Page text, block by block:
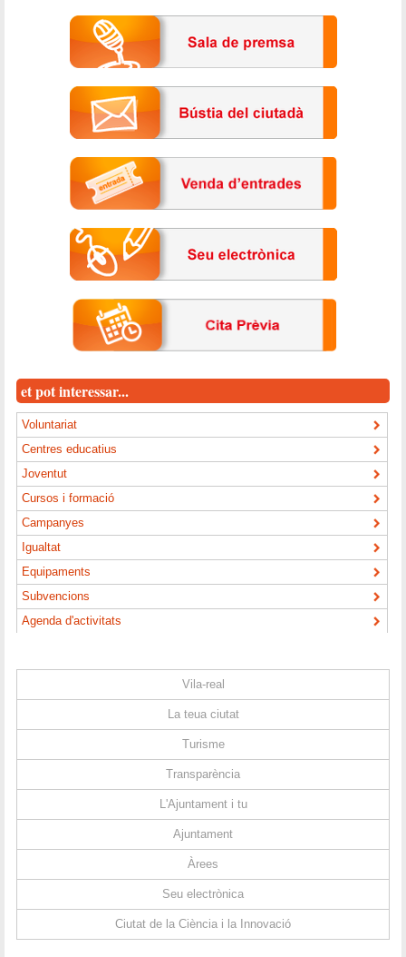
et pot interessar...
Voluntariat
Centres educatius
Joventut
Cursos i formació
Campanyes
Igualtat
Equipaments
Subvencions
Agenda d'activitats
Vila-real
La teua ciutat
Turisme
Transparència
L'Ajuntament i tu
Ajuntament
Àrees
Seu electrònica
Ciutat de la Ciència i la Innovació